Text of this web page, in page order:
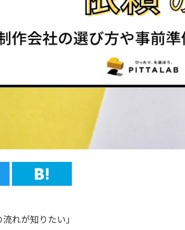
れが知りたい」